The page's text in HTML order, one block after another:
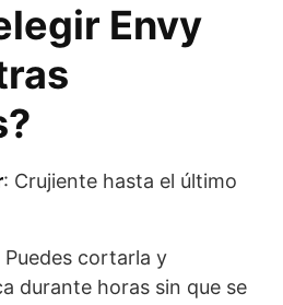
Envy
: Crujiente hasta el último
Puedes cortarla y
durante horas sin que se